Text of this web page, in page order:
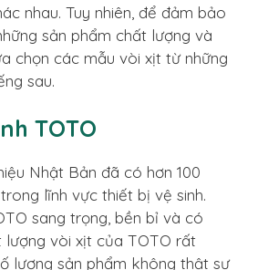
nhau. Tuy nhiên, để đảm bảo
sản phẩm chất lượng và
chọn các mẫu vòi xịt từ những
sau.
TOTO
Nhật Bản đã có hơn 100
lĩnh vực thiết bị vệ sinh.
sang trọng, bền bỉ và có
lượng vòi xịt của TOTO rất
lượng sản phẩm không thật sự